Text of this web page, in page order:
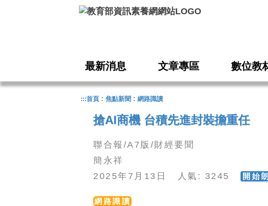
最新消息 文章專區 數位教
:::首頁 : 焦點新聞 : 網路識讀
搶AI商機 台積先進封裝擔重任
聯合報/A7版/財經要聞
簡永祥
2025年7月13日 人氣: 3245
開始
網路識讀